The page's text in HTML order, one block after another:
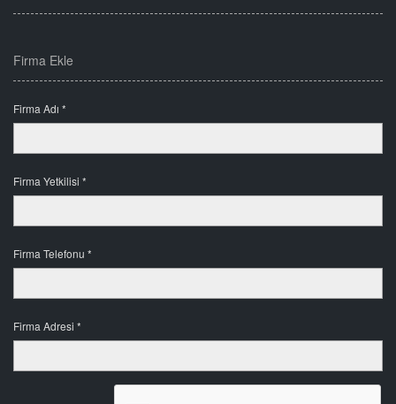
Firma Ekle
Firma Adı *
Firma Yetkilisi *
Firma Telefonu *
Firma Adresi *